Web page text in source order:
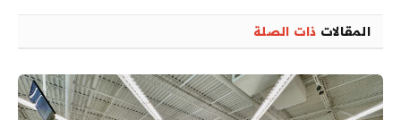
المقالات ذات الصلة